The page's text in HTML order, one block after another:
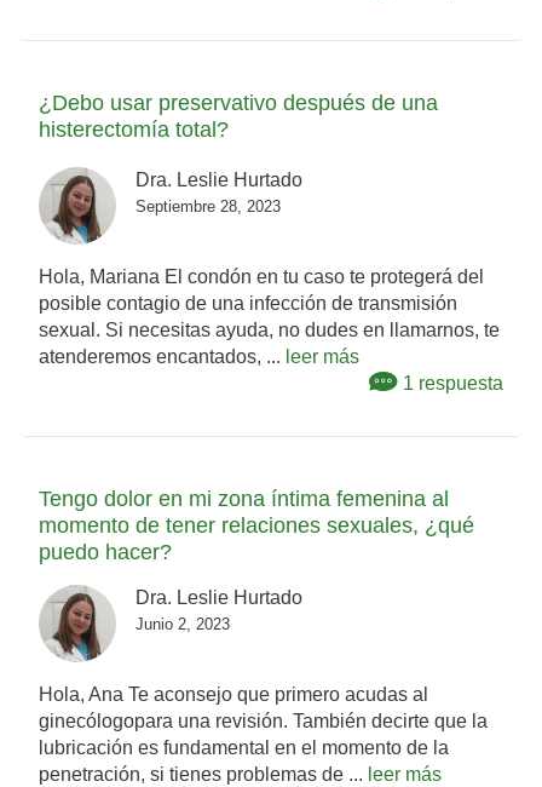
¿Debo usar preservativo después de una
histerectomía total?
Dra. Leslie Hurtado
Septiembre 28, 2023
Hola, Mariana El condón en tu caso te protegerá del
posible contagio de una infección de transmisión
sexual. Si necesitas ayuda, no dudes en llamarnos, te
atenderemos encantados, ... leer más
1 respuesta
Tengo dolor en mi zona íntima femenina al
momento de tener relaciones sexuales, ¿qué
puedo hacer?
Dra. Leslie Hurtado
Junio 2, 2023
Hola, Ana Te aconsejo que primero acudas al
ginecólogopara una revisión. También decirte que la
lubricación es fundamental en el momento de la
penetración, si tienes problemas de ... leer más